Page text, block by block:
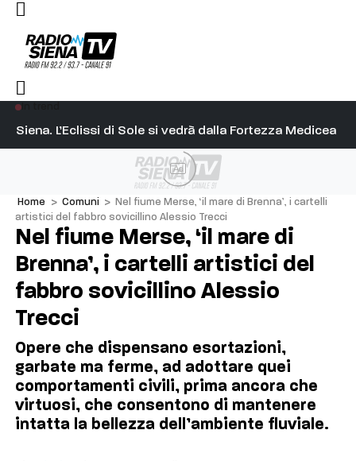
Siena. L’Eclissi di Sole si vedrà dalla Fortezza Medicea
su Diosu sono state poco corrette”
Ad
Home > Comuni >
Nel fiume Merse, ‘il mare di Brenna’, i cartelli
artistici del fabbro sovicillino Alessio Trecci
Nel fiume Merse, ‘il mare di
Brenna’, i cartelli artistici del
fabbro sovicillino Alessio
Trecci
Opere che dispensano esortazioni,
garbate ma ferme, ad adottare quei
comportamenti civili, prima ancora che
virtuosi, che consentono di mantenere
intatta la bellezza dell’ambiente fluviale.